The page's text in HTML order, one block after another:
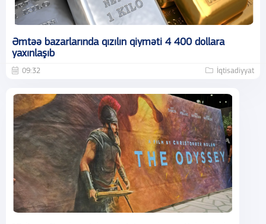
Əmtəə bazarlarında qızılın qiyməti 4 400 dollara
yaxınlaşıb
09:32 İqtisadiyyat